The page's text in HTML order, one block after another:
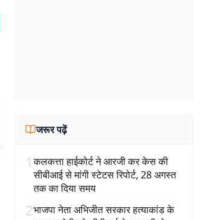
जरूर पढ़ें
1कलकत्ता हाईकोर्ट ने आरजी कर केस की
सीबीआई से मांगी स्टेटस रिपोर्ट, 28 अगस्त
तक का दिया समय
2भाजपा नेता अभिजीत सरकार हत्याकांड के